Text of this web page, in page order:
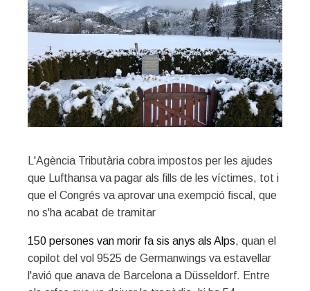
L'Agència Tributària cobra impostos per les ajudes
que Lufthansa va pagar als fills de les víctimes, tot i
que el Congrés va aprovar una exempció fiscal, que
no s'ha acabat de tramitar
150 persones van morir fa sis anys als Alps, quan el
copilot del vol 9525 de Germanwings va estavellar
l'avió que anava de Barcelona a Düsseldorf. Entre